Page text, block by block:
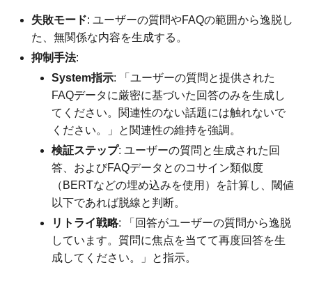
失敗モード: ユーザーの質問やFAQの範囲から逸脱し
た、無関係な内容を生成する。
抑制手法:
System指示: 「ユーザーの質問と提供された
FAQデータに厳密に基づいた回答のみを生成し
てください。関連性のない話題には触れないで
ください。」と関連性の維持を強調。
検証ステップ: ユーザーの質問と生成された回
答、およびFAQデータとのコサイン類似度
（BERTなどの埋め込みを使用）を計算し、閾値
以下であれば脱線と判断。
リトライ戦略: 「回答がユーザーの質問から逸脱
しています。質問に焦点を当てて再度回答を生
成してください。」と指示。